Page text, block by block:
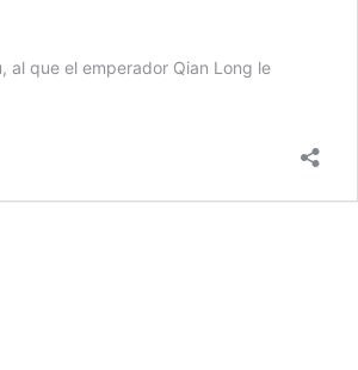
al que el emperador Qian Long le